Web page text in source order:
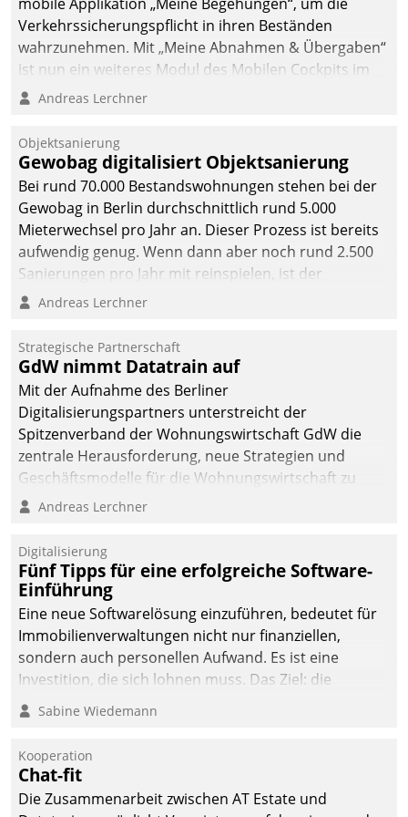
Verkehrssicherungspflicht in ihren Beständen
wahrzunehmen. Mit „Meine Abnahmen & Übergaben“
ist nun ein weiteres Modul des Mobilen Cockpits im
Einsatz.
Andreas Lerchner
Objektsanierung
Gewobag digitalisiert Objektsanierung
Bei rund 70.000 Bestandswohnungen stehen bei der
Gewobag in Berlin durchschnittlich rund 5.000
Mieterwechsel pro Jahr an. Dieser Prozess ist bereits
aufwendig genug. Wenn dann aber noch rund 2.500
Sanierungen pro Jahr mit reinspielen, ist der
Betreuungs- und Organisationsaufwand immens. Im
kommunale Wohnungsbauunternehmen daher
gemeinsam mit der Berliner Datatrain GmbH den
Teilprozess der Objektsanierung digitalisiert.
Andreas Lerchner
Strategische Partnerschaft
GdW nimmt Datatrain auf
Mit der Aufnahme des Berliner
Digitalisierungspartners unterstreicht der
Spitzenverband der Wohnungswirtschaft GdW die
zentrale Herausforderung, neue Strategien und
Geschäftsmodelle für die Wohnungswirtschaft zu
entwickeln.
Andreas Lerchner
Digitalisierung
Fünf Tipps für eine erfolgreiche Software-
Einführung
Eine neue Softwarelösung einzuführen, bedeutet für
Immobilienverwaltungen nicht nur finanziellen,
sondern auch personellen Aufwand. Es ist eine
Investition, die sich lohnen muss. Das Ziel: die
nachhaltige Optimierung der Geschäftsabläufe. Damit
dieses Ziel erreicht wird, sollten einige Grundregeln
Sabine Wiedemann
Kooperation
Chat-fit
Die Zusammenarbeit zwischen AT Estate und